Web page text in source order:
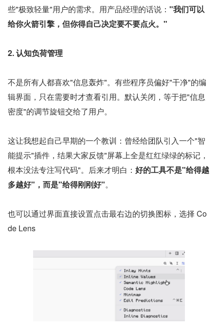
些"极致轻量"用户的需求。用产品经理的话说： "我们可以
给你火箭引擎，但你得自己决定要不要点火。"
2. 认知负荷管理
不是所有人都喜欢"信息轰炸"。有些程序员偏好"干净"的编
辑界面，只在需要时才查看引用。默认关闭，等于把"信息
密度"的调节旋钮交给了用户。
这让我想起自己早期的一个教训：曾经给团队引入一个"智
能提示"插件，结果大家反馈"屏幕上全是红红绿绿的标记，
根本没法专注写代码"。后来才明白： 好的工具不是"给得越
多越好"，而是"给得刚刚好"。
也可以通过界面直接设置点击最右边的切换图标，选择 Co
de Lens